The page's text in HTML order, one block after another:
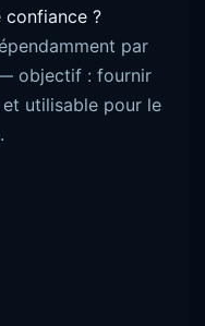
confiance ?
par
objectif : fournir
utilisable pour le